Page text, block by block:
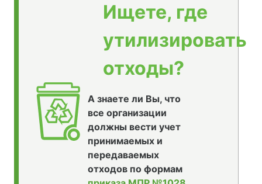
Ищете, где
утилизировать
отходы?
А знаете ли Вы, что
все организации
должны вести учет
принимаемых и
передаваемых
отходов по формам